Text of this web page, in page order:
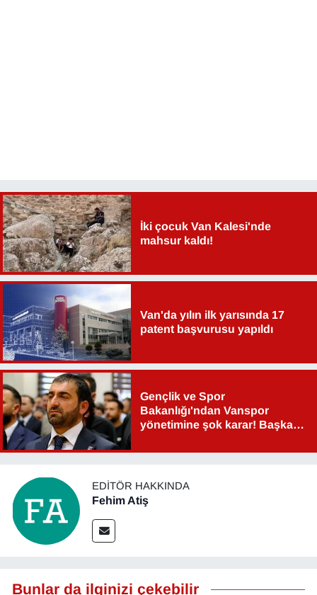
İki çocuk Van Kalesi'nde
mahsur kaldı!
Van'da yılın ilk yarısında 17
patent başvurusu yapıldı
Gençlik ve Spor
Bakanlığı'ndan Vanspor
yönetimine şok karar! Başkan
EDITÖR HAKKINDA
Fehim Atiş
Bunlar da ilginizi çekebilir